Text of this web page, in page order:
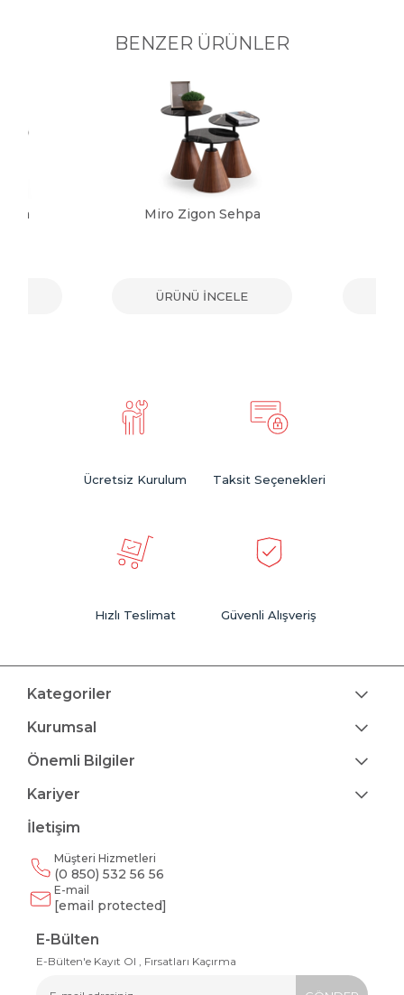
BENZER ÜRÜNLER
Miro Zigon Sehpa
ÜRÜNÜ İNCELE
Ücretsiz Kurulum Taksit Seçenekleri
Hızlı Teslimat Güvenli Alışveriş
Kategoriler
Kurumsal
Önemli Bilgiler
Kariyer
İletişim
Müşteri Hizmetleri
(0 850) 532 56 56
E-mail
[email protected]
E-Bülten
E-Bülten'e Kayıt Ol , Fırsatları Kaçırma